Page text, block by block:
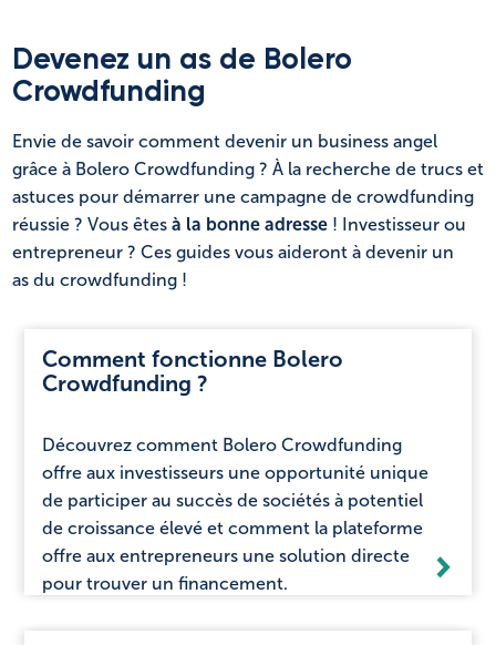
Se connecter
NL FR
Devenez un as de Bolero
Crowdfunding
Envie de savoir comment devenir un business angel
grâce à Bolero Crowdfunding ? À la recherche de trucs et
astuces pour démarrer une campagne de crowdfunding
réussie ? Vous êtes à la bonne adresse ! Investisseur ou
entrepreneur ? Ces guides vous aideront à devenir un
as du crowdfunding !
Comment fonctionne Bolero
Crowdfunding ?
Découvrez comment Bolero Crowdfunding
offre aux investisseurs une opportunité unique
de participer au succès de sociétés à potentiel
de croissance élevé et comment la plateforme
offre aux entrepreneurs une solution directe
pour trouver un financement.